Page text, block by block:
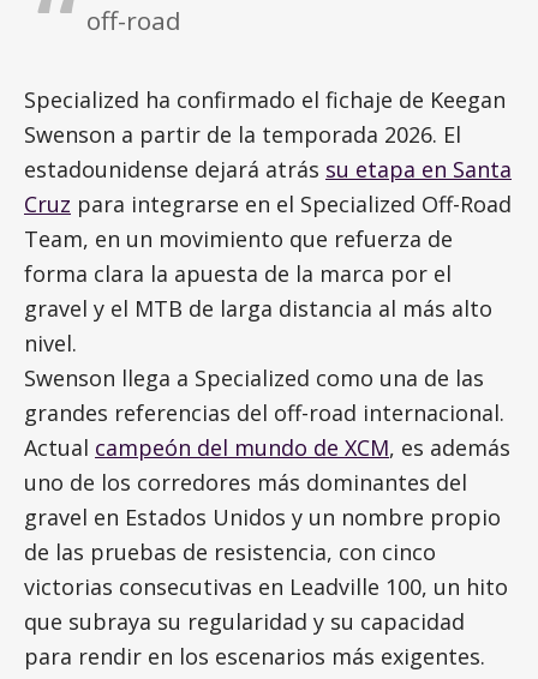
off-road
Specialized ha confirmado el fichaje de Keegan
Swenson a partir de la temporada 2026. El
estadounidense dejará atrás su etapa en Santa
Cruz para integrarse en el Specialized Off-Road
Team, en un movimiento que refuerza de
forma clara la apuesta de la marca por el
gravel y el MTB de larga distancia al más alto
nivel.
Swenson llega a Specialized como una de las
grandes referencias del off-road internacional.
Actual campeón del mundo de XCM, es además
uno de los corredores más dominantes del
gravel en Estados Unidos y un nombre propio
de las pruebas de resistencia, con cinco
victorias consecutivas en Leadville 100, un hito
que subraya su regularidad y su capacidad
para rendir en los escenarios más exigentes.